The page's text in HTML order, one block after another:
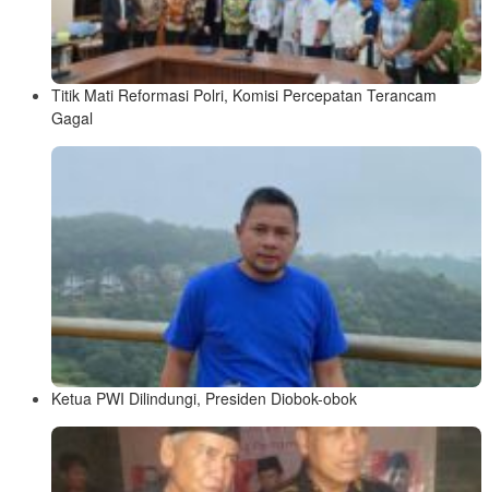
Titik Mati Reformasi Polri, Komisi Percepatan Terancam
Gagal
Ketua PWI Dilindungi, Presiden Diobok-obok